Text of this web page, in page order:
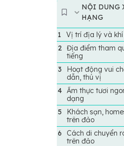
NỘI DUNG
HẠNG
Vị trí địa lý và khí
Địa điểm tham
tiếng
Hoạt động vui
dẫn, thú vị
Ẩm thực tươi
dạng
Khách sạn,
trên đảo
Cách di chuyển
trên đảo